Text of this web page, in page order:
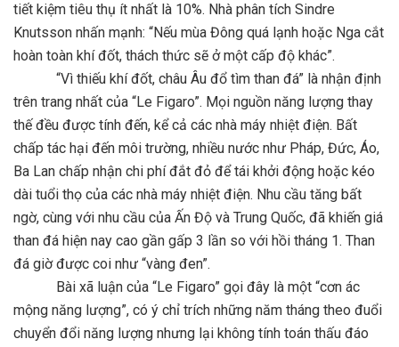
tiết kiệm tiêu thụ ít nhất là 10%. Nhà phân tích Sindre
Knutsson nhấn mạnh: “Nếu mùa Đông quá lạnh hoặc Nga cắt
hoàn toàn khí đốt, thách thức sẽ ở một cấp độ khác”.
“Vì thiếu khí đốt, châu Âu đổ tìm than đá” là nhận định
trên trang nhất của “Le Figaro”. Mọi nguồn năng lượng thay
thế đều được tính đến, kể cả các nhà máy nhiệt điện. Bất
chấp tác hại đến môi trường, nhiều nước như Pháp, Đức, Áo,
Ba Lan chấp nhận chi phí đắt đỏ để tái khởi động hoặc kéo
dài tuổi thọ của các nhà máy nhiệt điện. Nhu cầu tăng bất
ngờ, cùng với nhu cầu của Ấn Độ và Trung Quốc, đã khiến giá
than đá hiện nay cao gần gấp 3 lần so với hồi tháng 1. Than
đá giờ được coi như “vàng đen”.
Bài xã luận của “Le Figaro” gọi đây là một “cơn ác
mộng năng lượng”, có ý chỉ trích những năm tháng theo đuổi
chuyển đổi năng lượng nhưng lại không tính toán thấu đáo